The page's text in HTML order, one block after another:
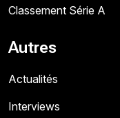
Classement Série A
Autres
Actualités
Interviews